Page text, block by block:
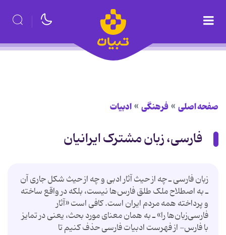
صفحه اصلی فرهنگی ادبیات
فارسی، زبان مشترک ایرانیان
زبان فارسی ـ چه از حیث آثار ادبی و چه از حیث شکل جاری آن
ـ به اصطلاح ملک طلق فارس‌ها نیست، بلکه در واقع ساخته
و پرداخته همه مردم ایران است. کافی است «آثار
فارسی‌زبان‌ها را» ـ به همان معنای مورد بحث، یعنی در تمایز
با فارس- از فهرست ادبیات فارسی حذف کنیم تا